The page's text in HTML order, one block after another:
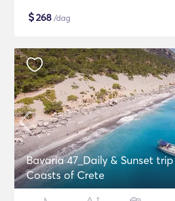
$268 /dag
Bavaria 47_Daily & Sunset
Coasts of Crete